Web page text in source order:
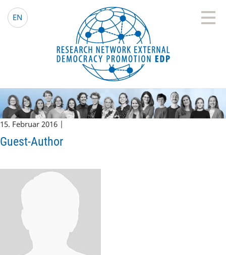
EN EDP Network
Deutsche Website
15. Februar 2016 |
Guest-Author